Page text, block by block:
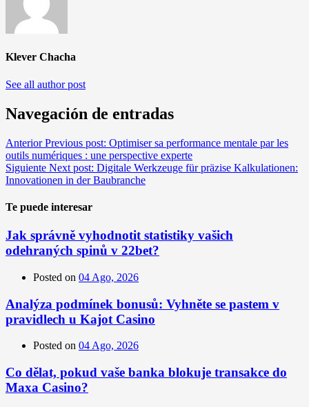
Klever Chacha
See all author post
Navegación de entradas
Anterior Previous post: Optimiser sa performance mentale par les
outils numériques : une perspective experte
Siguiente Next post: Digitale Werkzeuge für präzise Kalkulationen:
Innovationen in der Baubranche
Te puede interesar
Jak správně vyhodnotit statistiky vašich
odehraných spinů v 22bet?
Posted on 04 Ago, 2026
Analýza podmínek bonusů: Vyhněte se pastem v
pravidlech u Kajot Casino
Posted on 04 Ago, 2026
Co dělat, pokud vaše banka blokuje transakce do
Maxa Casino?